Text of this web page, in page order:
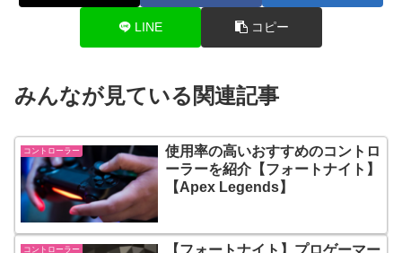
LINE コピー
みんなが見ている関連記事
コントローラー
使用率の高いおすすめのコントロ
ーラーを紹介【フォートナイト】
【Apex Legends】
コントローラー 【フォートナイト】プロゲーマー